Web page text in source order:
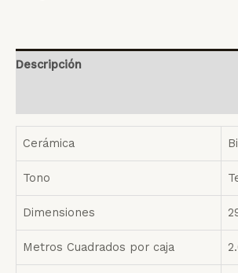
Descripción
Cerámica
Tono
Dimensiones
Metros Cuadrados por caja